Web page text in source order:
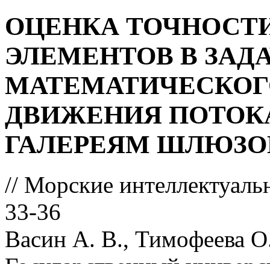
ОЦЕНКА
ЭЛЕМЕНТОВ В
ДВИЖЕНИЯ
ГАЛЕРЕЯМ
// Морские
33-36
Васин А. В., Тимофеева